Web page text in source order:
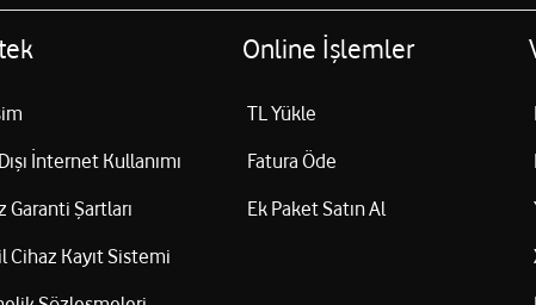
İnternet Kullanımı
Garanti Şartları
Cihaz Kayıt Sistemi
Online İşlemler
TL Yükle
Fatura Öde
Ek Paket Satın Al